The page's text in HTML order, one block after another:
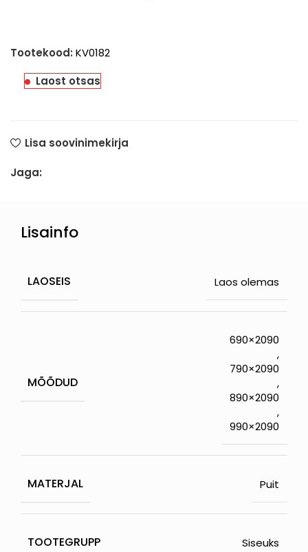
Tootekood: KV0182
Laost otsas
Lisa soovinimekirja
Jaga:
Lisainfo
LAOSEIS Laos olemas
MÕÕDUD
690×2090
,
790×2090
,
890×2090
,
990×2090
MATERJAL Puit
TOOTEGRUPP Siseuks